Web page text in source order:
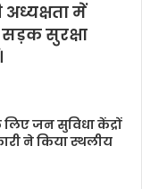
अध्यक्षता में
सुरक्षा
जन सुविधा केंद्रों
ने किया स्थलीय